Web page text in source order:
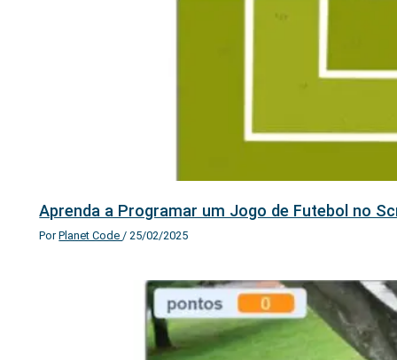
Aprenda a Programar um Jogo de Futebol no
PorPlanet Code / 25/02/2025